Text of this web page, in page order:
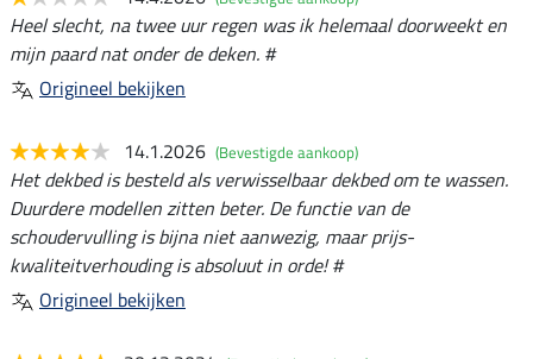
Heel slecht, na twee uur regen was ik helemaal doorweekt en
mijn paard nat onder de deken. #
Origineel bekijken
14.1.2026 (Bevestigde aankoop)
Het dekbed is besteld als verwisselbaar dekbed om te wassen.
Duurdere modellen zitten beter. De functie van de
schoudervulling is bijna niet aanwezig, maar prijs-
kwaliteitverhouding is absoluut in orde! #
Origineel bekijken